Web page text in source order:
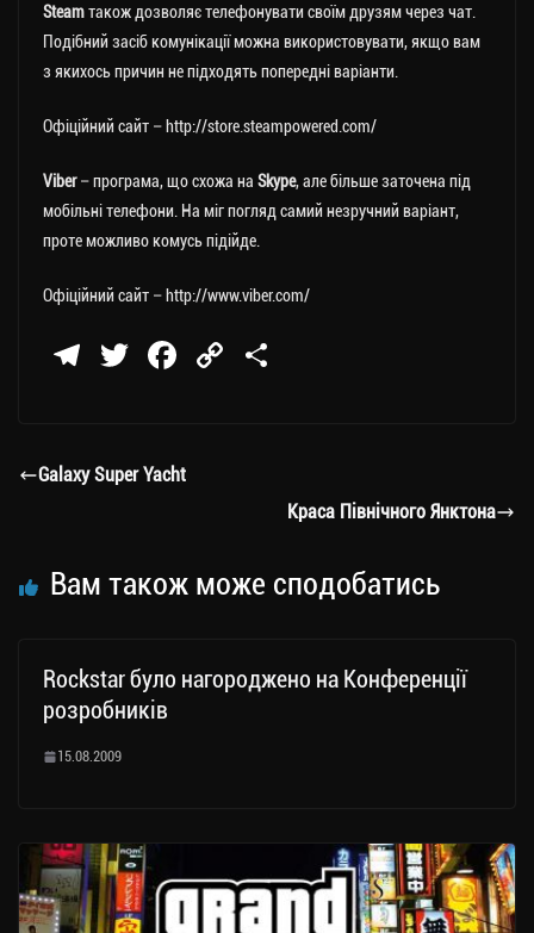
Steamтакож дозволяє телефонувати своїм друзям через чат.
Подібний засіб комунікації можна використовувати, якщо вам
з якихось причин не підходять попередні варіанти.
Офіційний сайт – http://store.steampowered.com/
Viber– програма, що схожа на Skype, але більше заточена під
мобільні телефони. На міг погляд самий незручний варіант,
проте можливо комусь підійде.
Офіційний сайт – http://www.viber.com/
Te
a
T
er
Fa
ok
C
ти
Galaxy Super Yacht
Краса Північного Янктона
Вам також може сподобатись
Rockstar було нагороджено на Конференції
розробників
15.08.2009